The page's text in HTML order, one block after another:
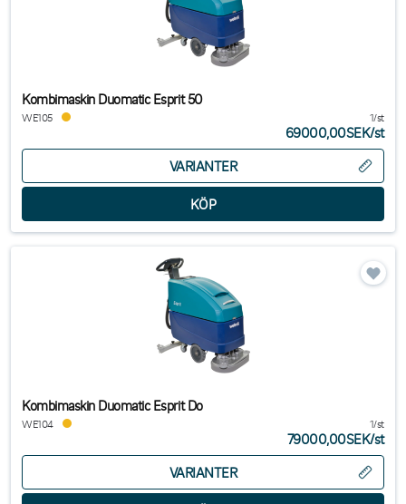
Kombimaskin Duomatic Esprit 50
WE105 1/st
69000,00SEK/st
VARIANTER
Kombimaskin Duomatic Esprit Do
WE104 1/st
79000,00SEK/st
VARIANTER